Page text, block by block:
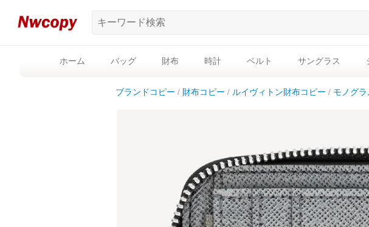
ホーム バッグ 財布 時計 ベルト サングラス
ブランドコピー 財布コピー ルイヴィトン財布コピー モノグ